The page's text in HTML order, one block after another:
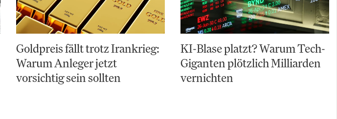
Goldpreis fällt trotz Irankrieg:
Warum Anleger jetzt
vorsichtig sein sollten
KI-Blase platzt? Warum Tech-
Giganten plötzlich Milliarden
vernichten